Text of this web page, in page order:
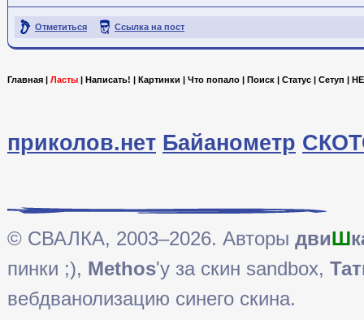
Отметиться Ссылка на пост
Главная | Ласты | Написать! | Картинки | Что попало | Поиск | Статус | Сетуп |
приколов.нет Байанометр
© СВАЛКА, 2003–2026. Авторы двиШ
пинки ;), Methos'у за скин sandbox,
вебдванолизацию синего скина.